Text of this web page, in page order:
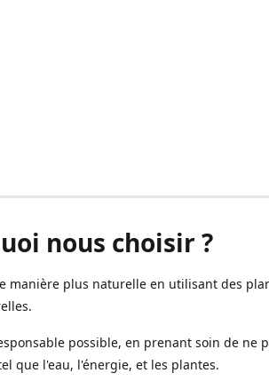
nous choisir ?
manière plus naturelle en utilisant des
possible, en prenant soin de ne
que l'eau, l'énergie, et les plantes.